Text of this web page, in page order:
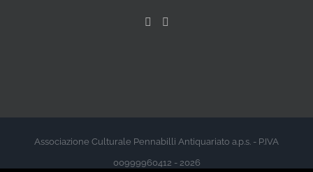
Associazione Culturale Pennabilli Antiquariato a.p.s. - P.IVA
00999960412 - 2026